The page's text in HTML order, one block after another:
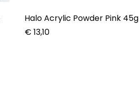
Halo Acrylic Powder Pink 45g
€ 13,10